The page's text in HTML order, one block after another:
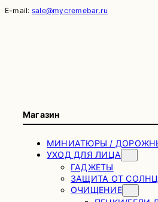
E-mail: sale@mycremebar.ru
Магазин
МИНИАТЮРЫ /
УХОД ДЛЯ ЛИЦА
ГАДЖЕТЫ
ЗАЩИТА ОТ
ОЧИЩЕНИЕ